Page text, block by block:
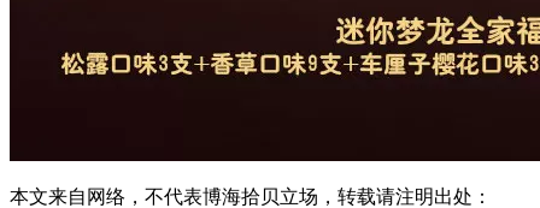
本文来自网络，不代表博海拾贝立场，转载请注明出处：